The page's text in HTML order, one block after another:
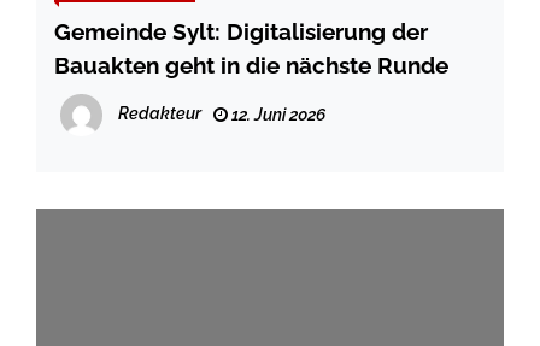
Gemeinde Sylt: Digitalisierung der
Bauakten geht in die nächste Runde
Redakteur 12. Juni 2026